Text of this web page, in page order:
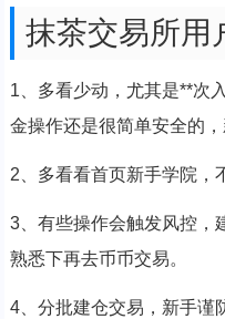
抹茶交易所用
1、多看少动，尤其是**次
金操作还是很简单安全的
2、多看看首页新手学院，
3、有些操作会触发风控，
熟悉下再去币币交易。
4、分批建仓交易，新手谨